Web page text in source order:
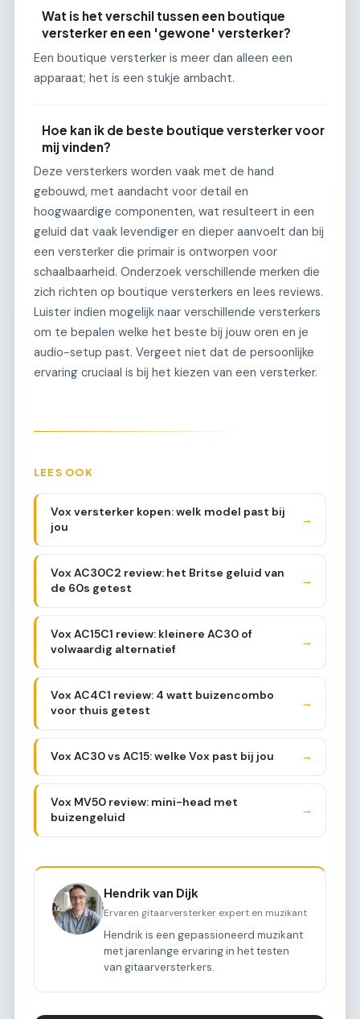
Wat is het verschil tussen een boutique
versterker en een 'gewone' versterker?
Een boutique versterker is meer dan alleen een
apparaat; het is een stukje ambacht.
Hoe kan ik de beste boutique versterker voor
mij vinden?
Deze versterkers worden vaak met de hand
gebouwd, met aandacht voor detail en
hoogwaardige componenten, wat resulteert in een
geluid dat vaak levendiger en dieper aanvoelt dan bij
een versterker die primair is ontworpen voor
schaalbaarheid. Onderzoek verschillende merken die
zich richten op boutique versterkers en lees reviews.
Luister indien mogelijk naar verschillende versterkers
om te bepalen welke het beste bij jouw oren en je
audio-setup past. Vergeet niet dat de persoonlijke
ervaring cruciaal is bij het kiezen van een versterker.
LEES OOK
Vox versterker kopen: welk model past bij
jou
→
Vox AC30C2 review: het Britse geluid van
de 60s getest
→
Vox AC15C1 review: kleinere AC30 of
volwaardig alternatief
→
Vox AC4C1 review: 4 watt buizencombo
voor thuis getest
→
Vox AC30 vs AC15: welke Vox past bij jou →
Vox MV50 review: mini-head met
buizengeluid
→
Hendrik van Dijk
Ervaren gitaarversterker expert en muzikant
Hendrik is een gepassioneerd muzikant
met jarenlange ervaring in het testen
van gitaarversterkers.